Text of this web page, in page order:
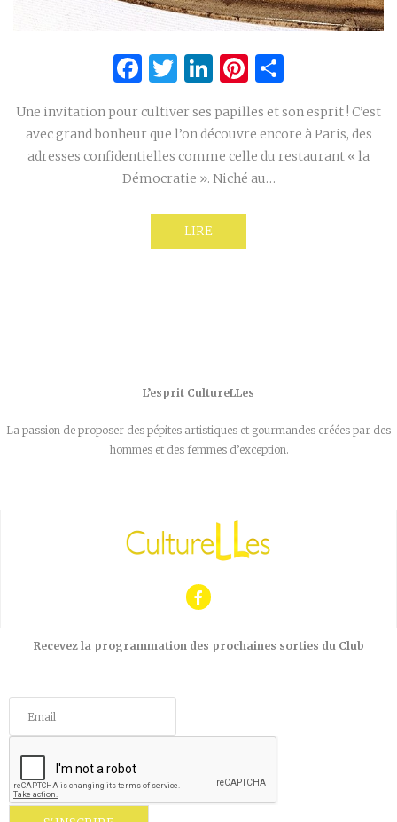
Facebook
Twitter
LinkedIn
Pinterest
Une invitation pour cultiver ses papilles et son esprit ! C’est
avec grand bonheur que l’on découvre encore à Paris, des
adresses confidentielles comme celle du restaurant « la
Démocratie ». Niché au…
LIRE
L’esprit CultureLLes
La passion de proposer des pépites artistiques et gourmandes créées par des
hommes et des femmes d’exception.
Recevez la programmation des prochaines sorties du Club